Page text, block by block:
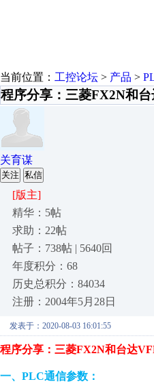
当前位置： 工控论坛 > 产品 >
程序分享：三菱FX2N和
关育谋
关注 私信
[版主]
精华：5帖
求助：22帖
帖子：738帖 | 5640回
年度积分：68
历史总积分：84034
注册：2004年5月28日
发表于：2020-08-03 16:01:55
程序分享：三菱FX2N和台达
一、PLC通信参数：